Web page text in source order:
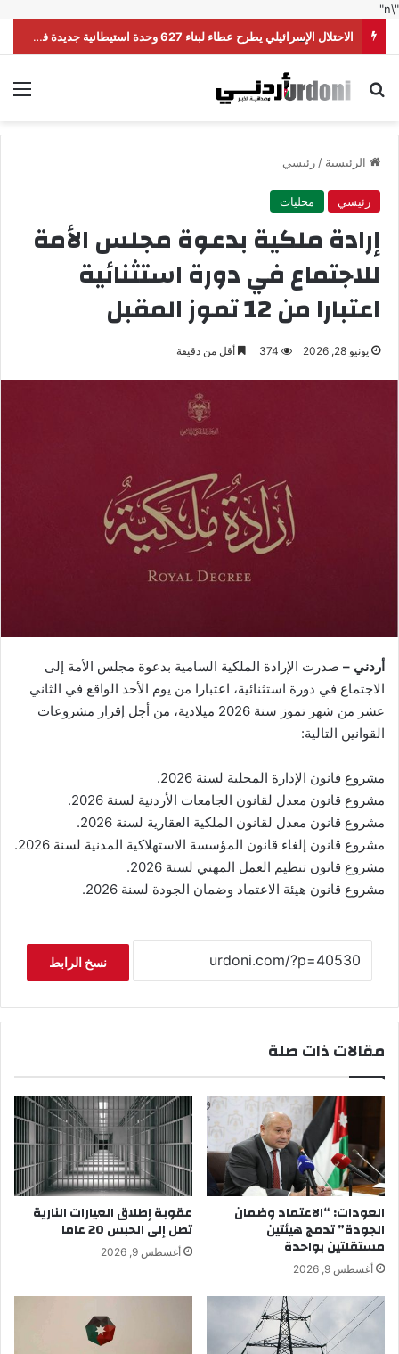
"\n"
الاحتلال الإسرائيلي يطرح عطاء لبناء 627 وحدة استيطانية جديدة في القدس
بحث عن
الرئيسية /رئيسي
رئيسي محليات
إرادة ملكية بدعوة مجلس الأمة
للاجتماع في دورة استثنائية
اعتبارا من 12 تموز المقبل
يونيو 28, 2026 374 أقل من دقيقة
أردني – صدرت الإرادة الملكية السامية بدعوة مجلس الأمة إلى
الاجتماع في دورة استثنائية، اعتبارا من يوم الأحد الواقع في الثاني
عشر من شهر تموز سنة 2026 ميلادية، من أجل إقرار مشروعات
القوانين التالية:
مشروع قانون الإدارة المحلية لسنة 2026.
مشروع قانون معدل لقانون الجامعات الأردنية لسنة 2026.
مشروع قانون معدل لقانون الملكية العقارية لسنة 2026.
مشروع قانون إلغاء قانون المؤسسة الاستهلاكية المدنية لسنة 2026.
مشروع قانون تنظيم العمل المهني لسنة 2026.
مشروع قانون هيئة الاعتماد وضمان الجودة لسنة 2026.
نسخ الرابط
مقالات ذات صلة
العودات: “الاعتماد وضمان
الجودة” تدمج هيئتين
مستقلتين بواحدة
أغسطس 9, 2026
عقوبة إطلاق العيارات النارية
تصل إلى الحبس 20 عاما
أغسطس 9, 2026